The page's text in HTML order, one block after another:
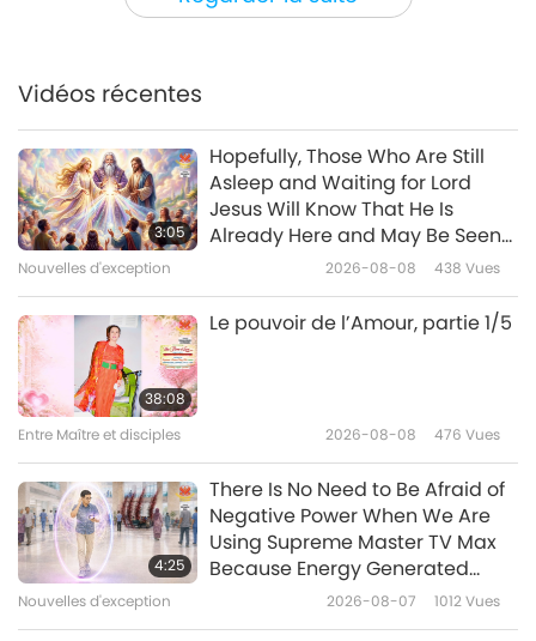
38:35
35:39
L’état actuel de notre planète
dans le grand plan spirituel,
partie 1/4
Vues
43:41
35:57
Comment mener une vie
paisible
Vidéos récentes
3:05
Hopefully, Those Who Are Still
Asleep and Waiting for Lord
Jesus Will Know That He Is
Already Here and May Be Seen
on Supreme Master Television
Nouvelles d'exception 2026-08-08 438 Vues
38:08
Le pouvoir de l’Amour, partie 1/5
Entre Maître et disciples 2026-08-08 476 Vues
4:25
There Is No Need to Be Afraid of
Negative Power When We Are
Using Supreme Master TV Max
Because Energy Generated
from It Is Far More Powerful than
Nouvelles d'exception 2026-08-07 1012Vues